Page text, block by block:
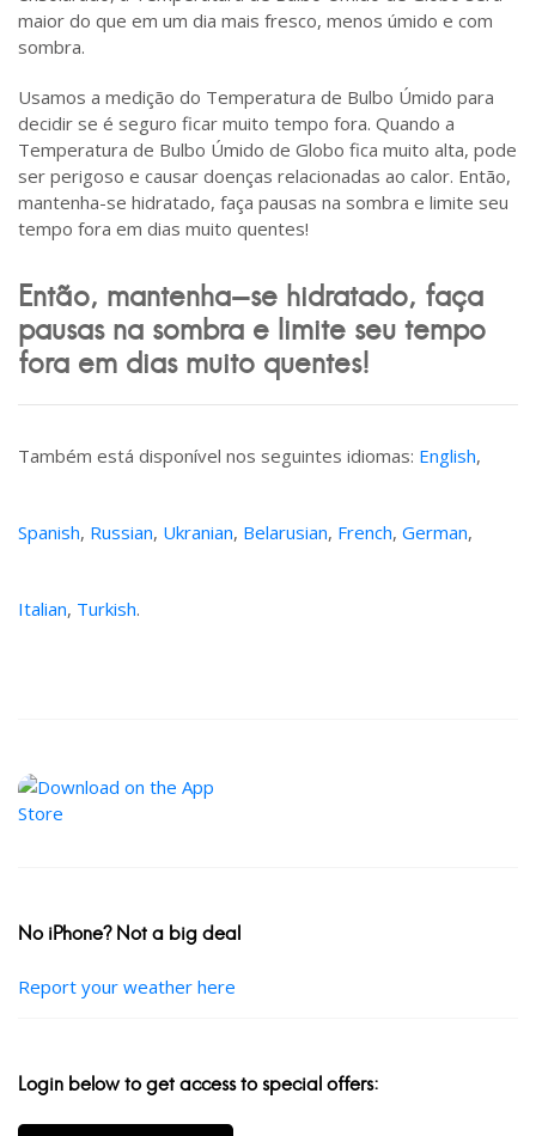
maior do que em um dia mais fresco, menos úmido e com
sombra.
Usamos a medição do Temperatura de Bulbo Úmido para
decidir se é seguro ficar muito tempo fora. Quando a
Temperatura de Bulbo Úmido de Globo fica muito alta, pode
ser perigoso e causar doenças relacionadas ao calor. Então,
mantenha-se hidratado, faça pausas na sombra e limite seu
tempo fora em dias muito quentes!
Então, mantenha-se hidratado, faça
pausas na sombra e limite seu tempo
fora em dias muito quentes!
Também está disponível nos seguintes idiomas: English,
Spanish, Russian, Ukranian, Belarusian, French, German,
Italian, Turkish.
No iPhone? Not a big deal
Report your weather here
Login below to get access to special offers: